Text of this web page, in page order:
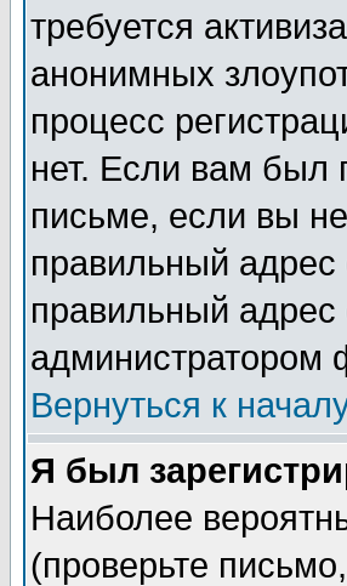
требуется
анонимных
процесс
нет. Если вам был
письме, если вы
правильный
правильный адрес
администратором
Вернуться к
Я был
Наиболее
(проверьте